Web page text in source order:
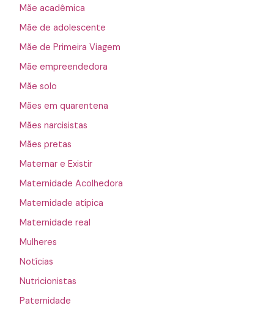
Mãe acadêmica
Mãe de adolescente
Mãe de Primeira Viagem
Mãe empreendedora
Mãe solo
Mães em quarentena
Mães narcisistas
Mães pretas
Maternar e Existir
Maternidade Acolhedora
Maternidade atípica
Maternidade real
Mulheres
Notícias
Nutricionistas
Paternidade